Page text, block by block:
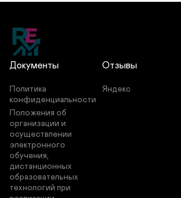
Документы
Политика
конфиденциальности
Положения об
организации и
осуществлении
электронного
обучения,
дистанционных
образовательных
технологий при
Отзывы
Яндекс